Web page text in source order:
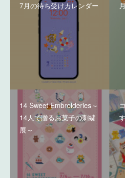
7月の待ち受けカレンダー
14 Sweet Embroideries～
14人で贈るお菓子の刺繍
展～